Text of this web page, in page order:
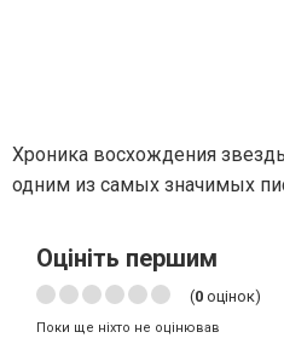
Хроника восхождения
одним из самых значимых
Оцініть першим
(0 оцінок)
Поки ще ніхто не оцінював